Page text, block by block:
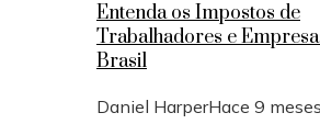
Entenda os Impostos de
Trabalhadores e
Brasil
Daniel HarperHace 9 meses